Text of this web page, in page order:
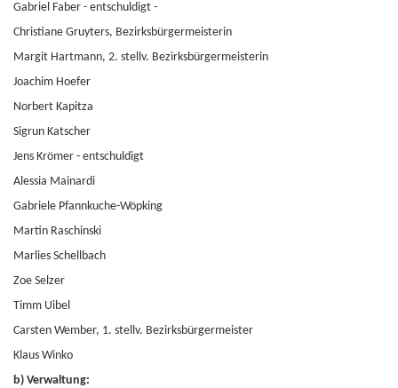
Gabriel Faber - entschuldigt -
Christiane Gruyters, Bezirksbürgermeisterin
Margit Hartmann, 2. stellv. Bezirksbürgermeisterin
Joachim Hoefer
Norbert Kapitza
Sigrun Katscher
Jens Krömer - entschuldigt
Alessia Mainardi
Gabriele Pfannkuche-Wöpking
Martin Raschinski
Marlies Schellbach
Zoe Selzer
Timm Uibel
Carsten Wember, 1. stellv. Bezirksbürgermeister
Klaus Winko
b) Verwaltung: